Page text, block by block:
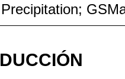
Precipitation;